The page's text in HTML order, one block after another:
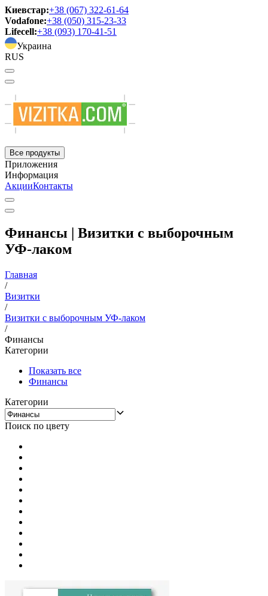
Киевстар:+38 (067) 322-61-64
Vodafone:+38 (050) 315-23-33
Lifecell:+38 (093) 170-41-51
Украина
RUS
Все продукты
Приложения
Информация
АкцииКонтакты
Финансы | Визитки с выборочным
УФ-лаком
Главная
/
Визитки
/
Визитки с выборочным УФ-лаком
/
Финансы
Категории
Показать все
Финансы
Категории
Поиск по цвету